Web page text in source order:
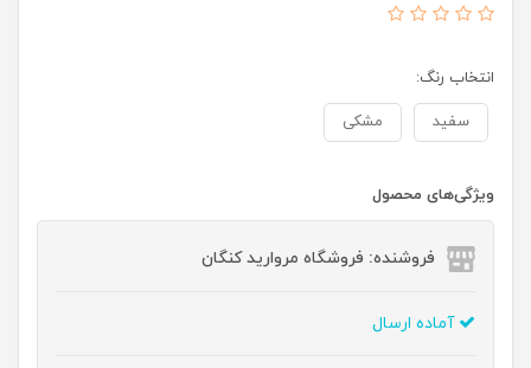
انتخاب رنگ:
سفید مشکی
ویژگی‌های محصول
فروشنده: فروشگاه مروارید کنگان
آماده ارسال